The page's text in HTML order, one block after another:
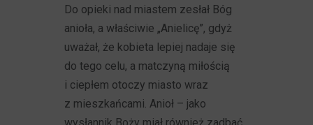
Do opieki nad miastem zesłał Bóg
anioła, a właściwie „Anielicę”, gdyż
uważał, że kobieta lepiej nadaje się
do tego celu, a matczyną miłością
i ciepłem otoczy miasto wraz
z mieszkańcami. Anioł – jako
wysłannik Boży miał również zadbać